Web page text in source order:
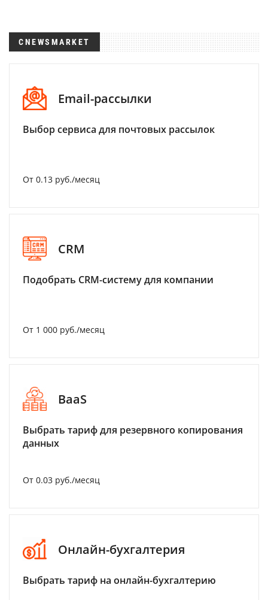
CNEWSMARKET
Email-рассылки
Выбор сервиса для почтовых рассылок
От 0.13 руб./месяц
CRM
Подобрать CRM-систему для компании
От 1 000 руб./месяц
BaaS
Выбрать тариф для резервного копирования
данных
От 0.03 руб./месяц
Онлайн-бухгалтерия
Выбрать тариф на онлайн-бухгалтерию